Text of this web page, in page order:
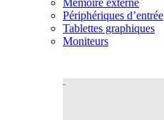
Mémoire externe
Périphériques d’entrée
Tablettes graphiques
Moniteurs